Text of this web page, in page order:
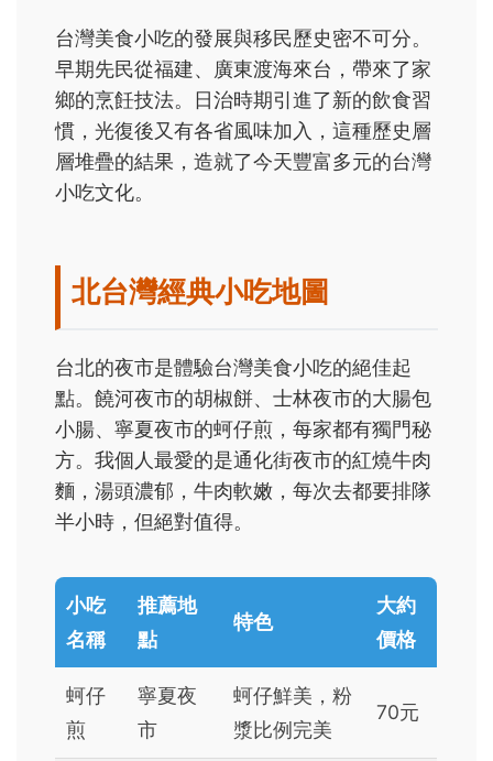
台灣美食小吃的發展與移民歷史密不可分。
早期先民從福建、廣東渡海來台，帶來了家
鄉的烹飪技法。日治時期引進了新的飲食習
慣，光復後又有各省風味加入，這種歷史層
層堆疊的結果，造就了今天豐富多元的台灣
小吃文化。
北台灣經典小吃地圖
台北的夜市是體驗台灣美食小吃的絕佳起
點。饒河夜市的胡椒餅、士林夜市的大腸包
小腸、寧夏夜市的蚵仔煎，每家都有獨門秘
方。我個人最愛的是通化街夜市的紅燒牛肉
麵，湯頭濃郁，牛肉軟嫩，每次去都要排隊
半小時，但絕對值得。
小吃
名稱
推薦地
點
特色
大約
價格
蚵仔
煎
寧夏夜
市
蚵仔鮮美，粉
漿比例完美
70元